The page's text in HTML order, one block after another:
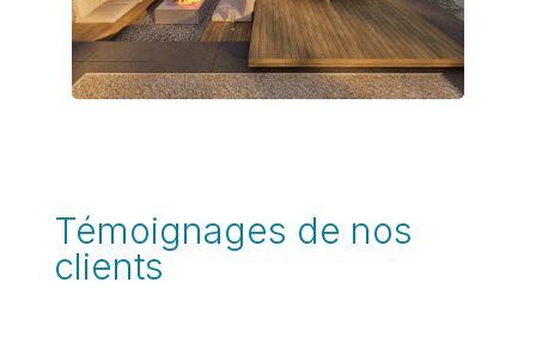
Témoignages de nos
clients